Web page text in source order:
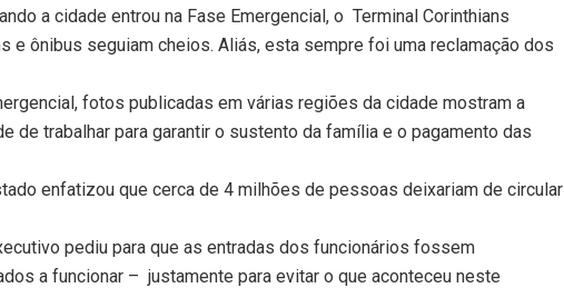
a cidade entrou na Fase Emergencial, o Terminal Corinthians
ônibus seguiam cheios. Aliás, esta sempre foi uma reclamação dos
fotos publicadas em várias regiões da cidade mostram a
de trabalhar para garantir o sustento da família e o pagamento das
enfatizou que cerca de 4 milhões de pessoas deixariam de circular
pediu para que as entradas dos funcionários fossem
a funcionar – justamente para evitar o que aconteceu neste